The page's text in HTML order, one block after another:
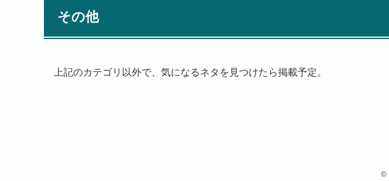
その他
上記のカテゴリ以外で、気になるネタを見つけたら掲載予定。
©